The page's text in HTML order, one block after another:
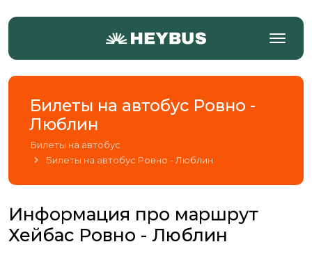
Билеты на автобус Ровно -
Люблин
Билеты на автобус
Билеты на автобус Ровно - Люблин
Информация про маршрут
Хейбас Ровно - Люблин